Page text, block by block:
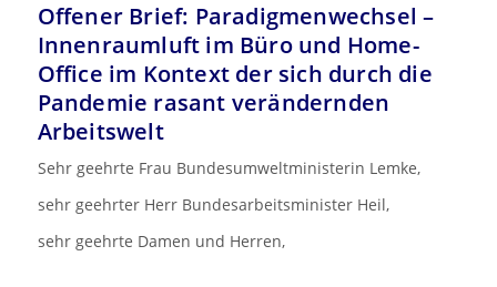
Offener Brief: Paradigmenwechsel –
Innenraumluft im Büro und Home-
Office im Kontext der sich durch die
Pandemie rasant verändernden
Arbeitswelt
Sehr geehrte Frau Bundesumweltministerin Lemke,
sehr geehrter Herr Bundesarbeitsminister Heil,
sehr geehrte Damen und Herren,